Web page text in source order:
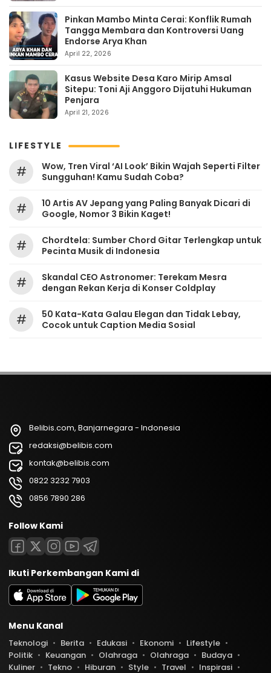
Pinkan Mambo Minta Cerai: Konflik Rumah
Tangga Membara dan Kontroversi Uang
Endorse Arya Khan
April 22, 2026
Kasus Website Desa Karo Mirip Amsal
Sitepu: Toni Aji Anggoro Dijatuhi Hukuman
Penjara
April 21, 2026
LIFESTYLE
#
Wow, Tren Viral ‘AI Look’ Bikin Wajah Seperti Filter
Sungguhan! Kamu Sudah Coba?
#
10 Artis AV Jepang yang Paling Banyak Dicari di
Google, Nomor 3 Bikin Kaget!
#
Chordtela: Sumber Chord Gitar Terlengkap untuk
Pecinta Musik di Indonesia
#
Skandal CEO Astronomer: Terekam Mesra
dengan Rekan Kerja di Konser Coldplay
#
50 Kata-Kata Galau Elegan dan Tidak Lebay,
Cocok untuk Caption Media Sosial
Belibis.com, Banjarnegara - Indonesia
redaksi@belibis.com
kontak@belibis.com
0822 3232 7903
0856 7890 286
Follow Kami
Ikuti Perkembangan Kami di
Menu Kanal
Teknologi Berita Edukasi Ekonomi
Lifestyle
Politik
Keuangan Olahraga Olahraga
Budaya
Kuliner
Tekno Hiburan Style Travel Inspirasi